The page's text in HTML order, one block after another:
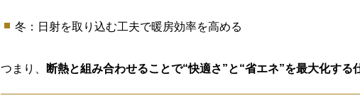
冬：日射を取り込む工夫で暖房効率を高める
つまり、 断熱と組み合わせることで“快適さ”と“省エネ”を最大化する